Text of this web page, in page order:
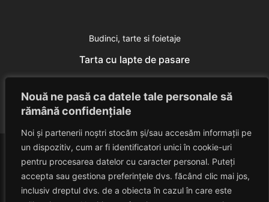
Nouă ne pasă ca datele tale personale să
rămână confidențiale
Noi și partenerii noștri stocăm și/sau accesăm informații pe
un dispozitiv, cum ar fi identificatori unici în cookie-uri
pentru procesarea datelor cu caracter personal. Puteți
accepta sau gestiona preferințele dvs. făcând clic mai jos,
inclusiv dreptul dvs. de a obiecta în cazul în care este
Budinci, tarte si foietaje
Tarta cu lapte de pasare
Eduard Nedelcu July 1, 2014